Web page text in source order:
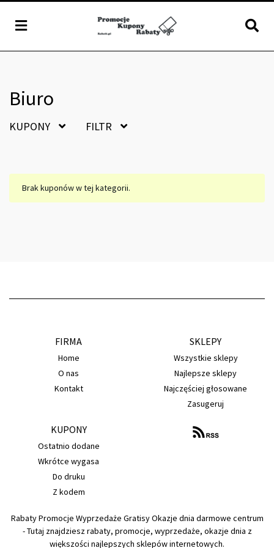
Biuro
KUPONY FILTR
Brak kuponów w tej kategorii.
FIRMA
Home
O nas
Kontakt
SKLEPY
Wszystkie sklepy
Najlepsze sklepy
Najczęściej głosowane
Zasugeruj
KUPONY
Ostatnio dodane
Wkrótce wygasa
Do druku
Z kodem
Rabaty Promocje Wyprzedaże Gratisy Okazje dnia darmowe centrum
- Tutaj znajdziesz rabaty, promocje, wyprzedaże, okazje dnia z
większości najlepszych sklepów internetowych.